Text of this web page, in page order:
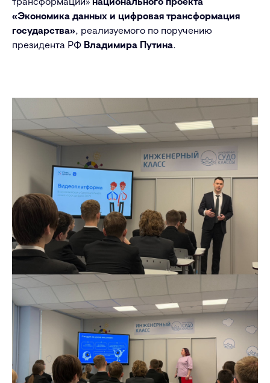
«Экономика данных и цифровая трансформация
государства», реализуемого по поручению
президента РФ Владимира Путина.